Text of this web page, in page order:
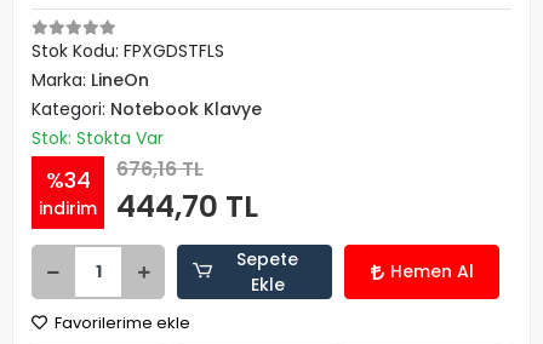
Stok Kodu: FPXGDSTFLS
Marka: LineOn
Kategori: Notebook Klavye
Stok: Stokta Var
%34
indirim
676,16 TL
444,70 TL
Sepete
Ekle
Hemen Al
Favorilerime ekle